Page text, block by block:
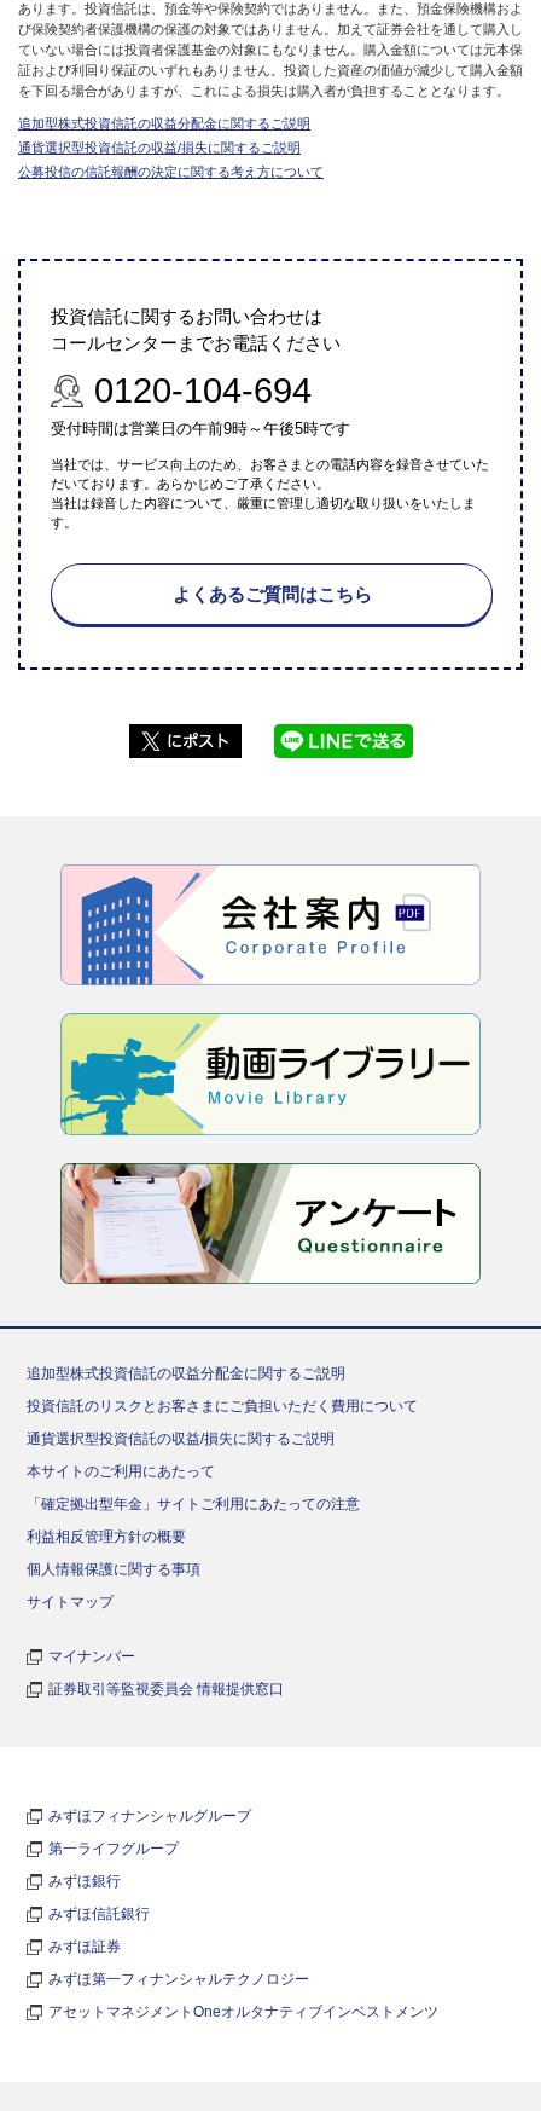
あります。投資信託は、預金等や保険契約ではありません。また、預金保険機構およ
び保険契約者保護機構の保護の対象ではありません。加えて証券会社を通して購入し
ていない場合には投資者保護基金の対象にもなりません。購入金額については元本保
証および利回り保証のいずれもありません。投資した資産の価値が減少して購入金額
を下回る場合がありますが、これによる損失は購入者が負担することとなります。
追加型株式投資信託の収益分配金に関するご説明
通貨選択型投資信託の収益/損失に関するご説明
公募投信の信託報酬の決定に関する考え方について
投資信託に関するお問い合わせは
コールセンターまでお電話ください
0120-104-694
受付時間は営業日の午前9時～午後5時です
当社では、サービス向上のため、お客さまとの電話内容を録音させていた
だいております。あらかじめご了承ください。
当社は録音した内容について、厳重に管理し適切な取り扱いをいたしま
す。
よくあるご質問はこちら
追加型株式投資信託の収益分配金に関するご説明
投資信託のリスクとお客さまにご負担いただく費用について
通貨選択型投資信託の収益/損失に関するご説明
本サイトのご利用にあたって
「確定拠出型年金」サイトご利用にあたっての注意
利益相反管理方針の概要
個人情報保護に関する事項
サイトマップ
マイナンバー
証券取引等監視委員会 情報提供窓口
みずほフィナンシャルグループ
第一ライフグループ
みずほ銀行
みずほ信託銀行
みずほ証券
みずほ第一フィナンシャルテクノロジー
アセットマネジメントOneオルタナティブインベストメンツ